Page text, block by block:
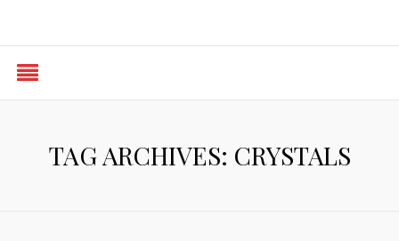
TAG ARCHIVES: CRYSTALS